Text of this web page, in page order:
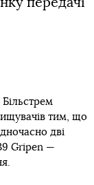
передачі
Більстрем
тим, що
дві
Gripen —